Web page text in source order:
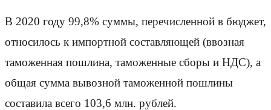
В 2020 году 99,8% суммы, перечисленной в бюджет,
относилось к импортной составляющей (ввозная
таможенная пошлина, таможенные сборы и НДС), а
общая сумма вывозной таможенной пошлины
составила всего 103,6 млн. рублей.